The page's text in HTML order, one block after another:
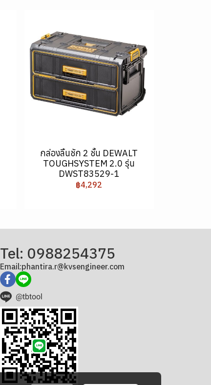
กล่องลิ้นชัก 2 ชั้น DEWALT
TOUGHSYSTEM 2.0 รุ่น
DWST83529-1
฿4,292
Tel: 0988254375
Email:phantira.r@kvsengineer.com
@tbtool